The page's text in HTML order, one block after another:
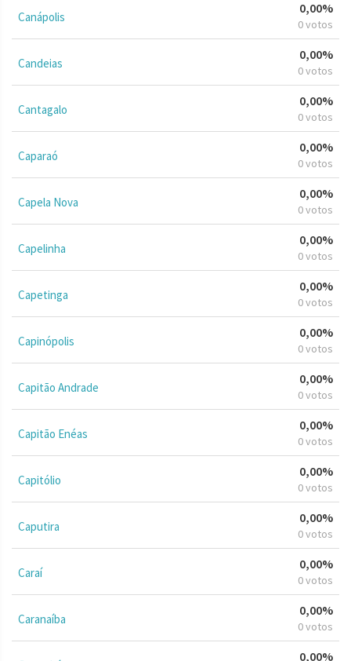
Canápolis
0,00%
0 votos
Candeias
0,00%
0 votos
Cantagalo
0,00%
0 votos
Caparaó
0,00%
0 votos
Capela Nova
0,00%
0 votos
Capelinha
0,00%
0 votos
Capetinga
0,00%
0 votos
Capinópolis
0,00%
0 votos
Capitão Andrade
0,00%
0 votos
Capitão Enéas
0,00%
0 votos
Capitólio
0,00%
0 votos
Caputira
0,00%
0 votos
Caraí
0,00%
0 votos
Caranaíba
0,00%
0 votos
0,00%